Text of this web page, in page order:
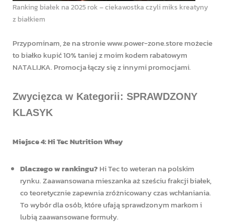
Ranking białek na 2025 rok – ciekawostka czyli miks kreatyny
z białkiem
Przypominam, że na stronie www.power-zone.store możecie
to białko kupić 10% taniej z moim kodem rabatowym
NATALIJKA. Promocja łączy się z innymi promocjami.
Zwycięzca w Kategorii: SPRAWDZONY
KLASYK
Miejsce 4: Hi Tec Nutrition Whey
Dlaczego w rankingu? Hi Tec to weteran na polskim
rynku. Zaawansowana mieszanka aż sześciu frakcji białek,
co teoretycznie zapewnia zróżnicowany czas wchłaniania.
To wybór dla osób, które ufają sprawdzonym markom i
lubią zaawansowane formuły.